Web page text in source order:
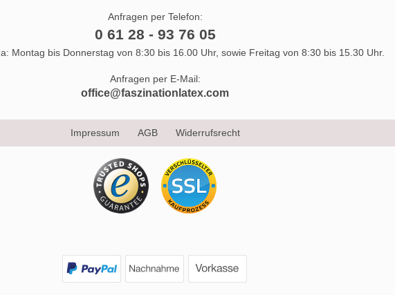
Anfragen per Telefon:
0 61 28 - 93 76 05
Montag bis Donnerstag von 8:30 bis 16.00 Uhr, sowie Freitag von 8:30 bis 15.30 Uhr.
Anfragen per E-Mail:
office@faszinationlatex.com
Impressum AGB Widerrufsrecht